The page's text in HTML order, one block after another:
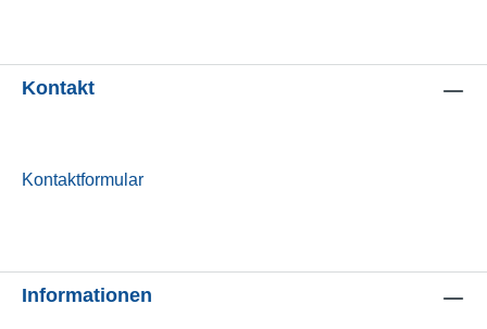
Kontakt
Kontaktformular
Informationen